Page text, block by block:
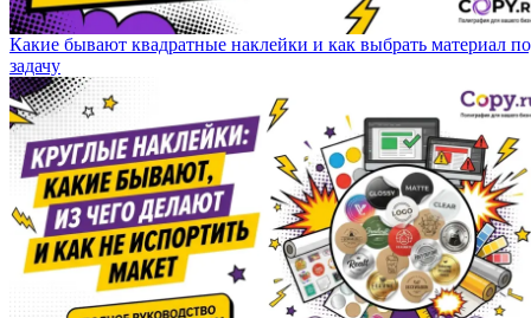
Какие бывают квадратные наклейки и как выбрать материал
задачу